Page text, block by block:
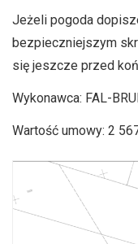
Jeżeli pogoda
bezpieczniejszym
się jeszcze przed
Wykonawca: FAL-
Wartość umowy: 2